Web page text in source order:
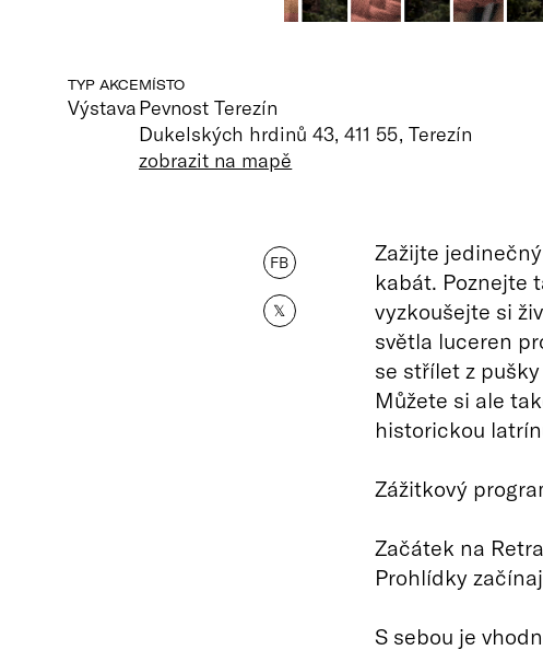
TYP AKCE
Výstava
MÍSTO
Pevnost Terezín
Dukelských hrdinů 43, 411 55, Terezín
zobrazit na mapě
FB
𝕏
Zažijte
kabát. Poznejte
vyzkoušejte si
světla luceren
se střílet z
Můžete si ale
historickou
Zážitkový
Začátek na
Prohlídky
S sebou je